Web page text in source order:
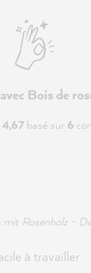
Bois de
4,67 basé sur 6
Rosenholz -
à travailler.